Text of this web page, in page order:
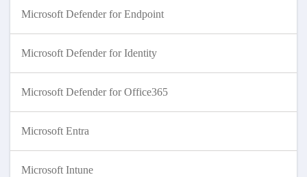
Microsoft Defender for Endpoint
Microsoft Defender for Identity
Microsoft Defender for Office365
Microsoft Entra
Microsoft Intune